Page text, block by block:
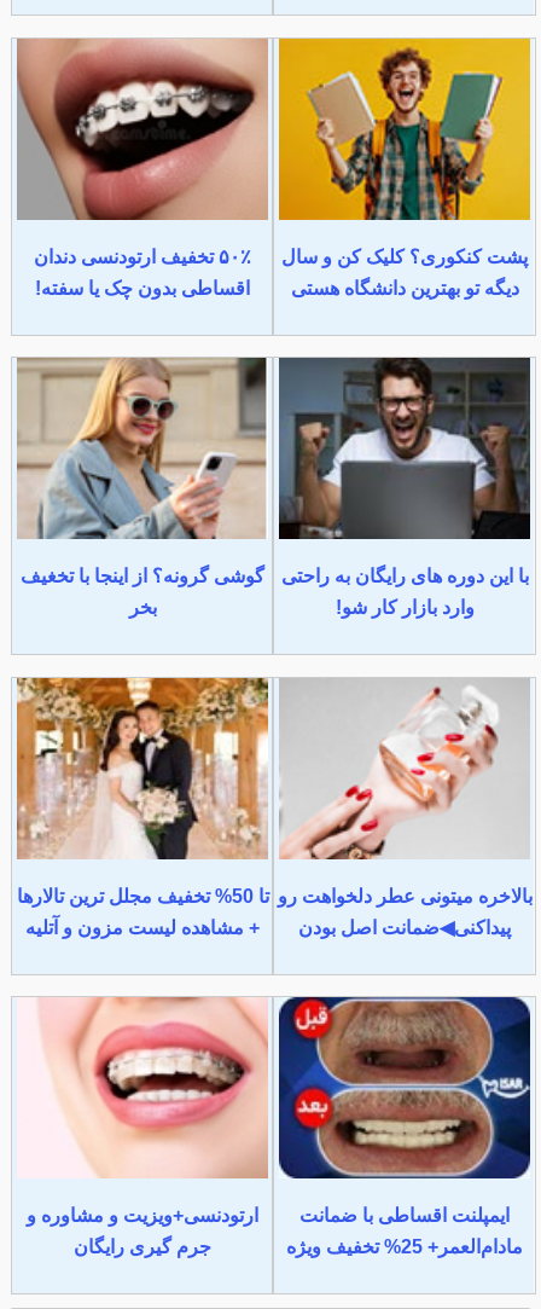
پشت کنکوری؟ کلیک کن و سال
دیگه تو بهترین دانشگاه هستی
۵۰٪ تخفیف ارتودنسی دندان
اقساطی بدون چک یا سفته!
با این دوره های رایگان به راحتی
وارد بازار کار شو!
گوشی گرونه؟ از اینجا با تخغیف
بخر
بالاخره میتونی عطر دلخواهت رو
پیداکنی◀ضمانت اصل بودن
تا 50% تخفیف مجلل ترین تالارها
+ مشاهده لیست مزون و آتلیه
ایمپلنت اقساطی با ضمانت
مادام‌العمر+ 25% تخفیف ویژه
ارتودنسی+ویزیت و مشاوره و
جرم گیری رایگان